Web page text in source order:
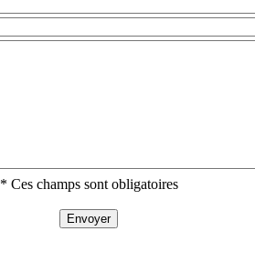
* Ces champs sont obligatoires